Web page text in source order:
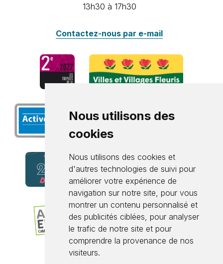
Nous utilisons des
cookies
Nous utilisons des cookies et
d'autres technologies de suivi pour
améliorer votre expérience de
navigation sur notre site, pour vous
montrer un contenu personnalisé et
des publicités ciblées, pour analyser
le trafic de notre site et pour
comprendre la provenance de nos
visiteurs.
13h30 à 17h30
Contactez-nous par e-mail